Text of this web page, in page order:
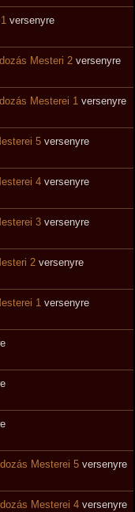
versenyre
Mesteri 2 versenyre
Mesterei 1 versenyre
5 versenyre
4 versenyre
3 versenyre
2 versenyre
1 versenyre
Mesterei 5 versenyre
Mesterei 4 versenyre